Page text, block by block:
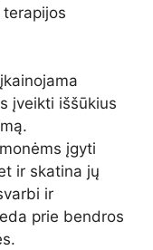
įveikti iššūkius
įgyti
ir skatina jų
ir
prie bendros